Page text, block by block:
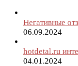
Негативные
06.09.2024
hotdetal.ru
04.01.2024